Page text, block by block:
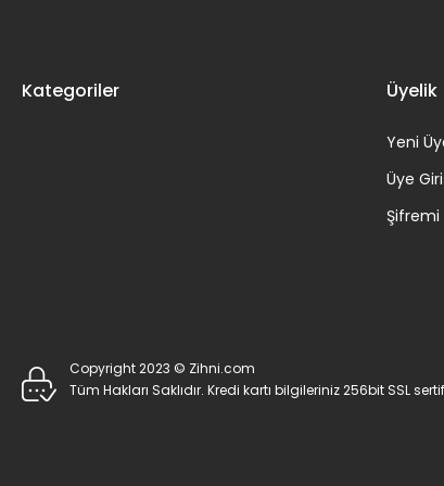
Kategoriler Üyelik
Yeni
Üye
Copyright 2023 © Zihni.com
Tüm Hakları Saklıdır. Kredi kartı bilgileriniz 256bit SSL